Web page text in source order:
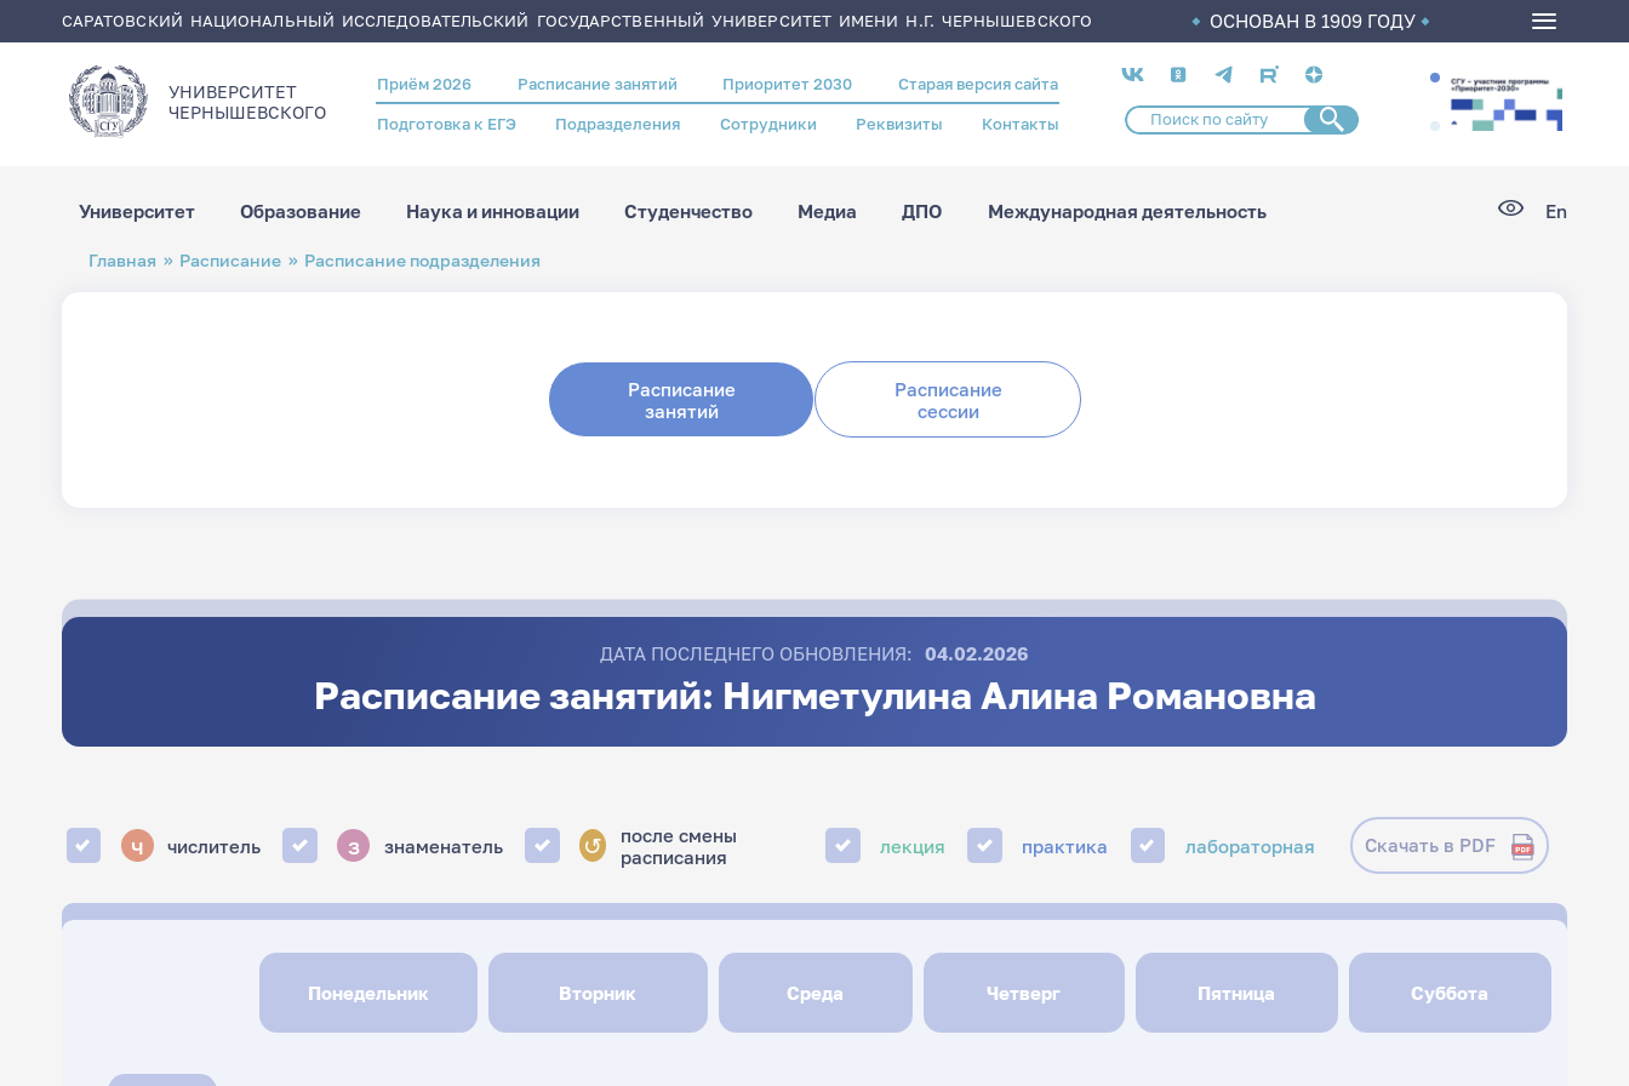
САРАТОВСКИЙ НАЦИОНАЛЬНЫЙ ИССЛЕДОВАТЕЛЬСКИЙ ГОСУДАРСТВЕННЫЙ УНИВЕРСИТЕТ ИМЕНИ Н.Г. ЧЕРНЫШЕВСКОГО ОСНОВАН В 1909 ГОДУ
УНИВЕРСИТЕТ
ЧЕРНЫШЕВСКОГO
Header
menu
Приём 2026 Расписание занятий Приоритет 2030 Старая версия сайта
Подготовка к ЕГЭ Подразделения Сотрудники Реквизиты Контакты
Социальные
сети
Университет Образование Наука и инновации Студенчество Медиа ДПО Международная деятельность En
Строка
навигации
Главная Расписание Расписание подразделения
Расписание
занятий
Расписание
сессии
ДАТА ПОСЛЕДНЕГО ОБНОВЛЕНИЯ: 04.02.2026
Расписание занятий: Нигметулина Алина Романовна
ч числитель з знаменатель ↺
после смены
расписания
лекция практика лабораторная Скачать в PDF
Понедельник Вторник Среда Четверг Пятница Суббота